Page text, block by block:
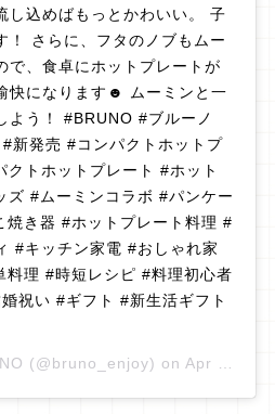
し込めばもっとかわいい。 子
！ さらに、フタのノブもムー
で、食卓にホットプレートが
快になります☻ ムーミンと一
よう！ #BRUNO #ブルーノ
新発売 #コンパクトホットプ
クトホットプレート #ホット
ズ #ムーミンコラボ #パンケー
焼き器 #ホットプレート料理 #
#キッチン家電 #おしゃれ家
料理 #時短レシピ #料理初心者
祝い #ギフト #新生活ギフト
(@bruno_enjoy) on Apr 12, 2019 at 2:00am PDT